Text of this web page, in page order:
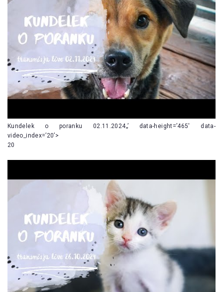
Kundelek o poranku 02.11.2024„’ data-height=’465′ data-
video_index=’20’>
20